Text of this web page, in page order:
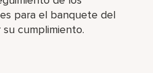
para el banquete del
cumplimiento.